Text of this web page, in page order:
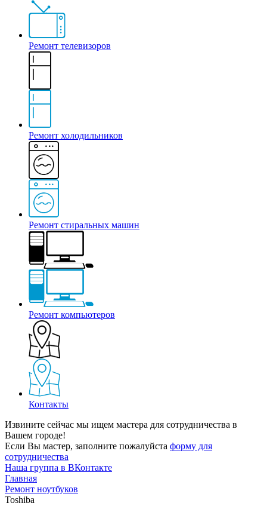
Ремонт телевизоров
Ремонт холодильников
Ремонт стиральных машин
Ремонт компьютеров
Контакты
Извините сейчас мы ищем мастера для сотрудничества в
Вашем городе!
Если Вы мастер, заполните пожалуйста форму для
сотрудничества
Наша группа в ВКонтакте
Главная
Ремонт ноутбуков
Toshiba